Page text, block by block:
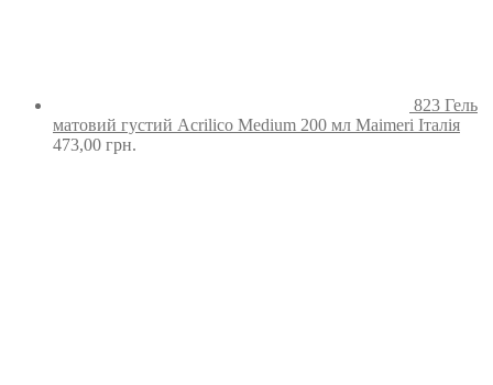
823 Гель
матовий густий Acrilico Medium 200 мл Maimeri Італія
473,00 грн.